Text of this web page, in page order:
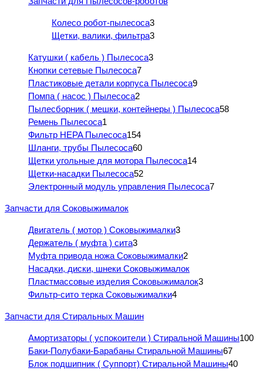
Колесо робот-пылесоса3
Щетки, валики, фильтра3
Катушки ( кабель ) Пылесоса3
Кнопки сетевые Пылесоса7
Пластиковые детали корпуса Пылесоса9
Помпа ( насос ) Пылесоса2
Пылесборник ( мешки, контейнеры ) Пылесоса58
Ремень Пылесоса1
Фильтр HEPA Пылесоса154
Шланги, трубы Пылесоса60
Щетки угольные для мотора Пылесоса14
Щетки-насадки Пылесоса52
Электронный модуль управления Пылесоса7
Запчасти для Соковыжималок
Двигатель ( мотор ) Соковыжималки3
Держатель ( муфта ) сита3
Муфта привода ножа Соковыжималки2
Насадки, диски, шнеки Соковыжималок
Пластмассовые изделия Соковыжималок3
Фильтр-сито терка Соковыжималки4
Запчасти для Стиральных Машин
Амортизаторы ( успокоители ) Стиральной Машины100
Баки-Полубаки-Барабаны Стиральной Машины67
Блок подшипник ( Суппорт) Стиральной Машины40